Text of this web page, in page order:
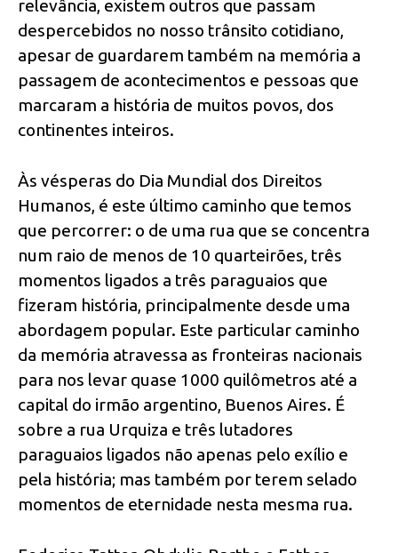
relevância, existem outros que passam
despercebidos no nosso trânsito cotidiano,
apesar de guardarem também na memória a
passagem de acontecimentos e pessoas que
marcaram a história de muitos povos, dos
continentes inteiros.
Às vésperas do Dia Mundial dos Direitos
Humanos, é este último caminho que temos
que percorrer: o de uma rua que se concentra
num raio de menos de 10 quarteirões, três
momentos ligados a três paraguaios que
fizeram história, principalmente desde uma
abordagem popular. Este particular caminho
da memória atravessa as fronteiras nacionais
para nos levar quase 1000 quilômetros até a
capital do irmão argentino, Buenos Aires. É
sobre a rua Urquiza e três lutadores
paraguaios ligados não apenas pelo exílio e
pela história; mas também por terem selado
momentos de eternidade nesta mesma rua.